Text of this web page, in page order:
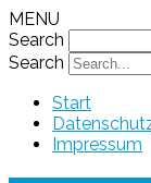
MENU
Search
Search
Start
Impressum